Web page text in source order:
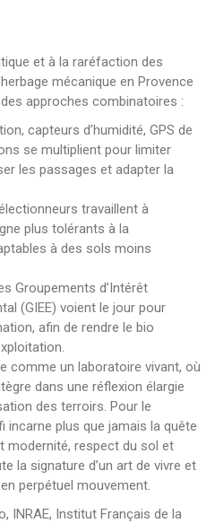
et à la raréfaction des
mécanique en Provence
approches combinatoires :
capteurs d’humidité, GPS de
se multiplient pour limiter
les passages et adapter la
travaillent à
plus tolérants à la
à des sols moins
Groupements d’Intérêt
(GIEE) voient le jour pour
afin de rendre le bio
comme un laboratoire vivant, où
dans une réflexion élargie
des terroirs. Pour le
incarne plus que jamais la quête
modernité, respect du sol et
la signature d’un art de vivre et
perpétuel mouvement.
INRAE, Institut Français de la